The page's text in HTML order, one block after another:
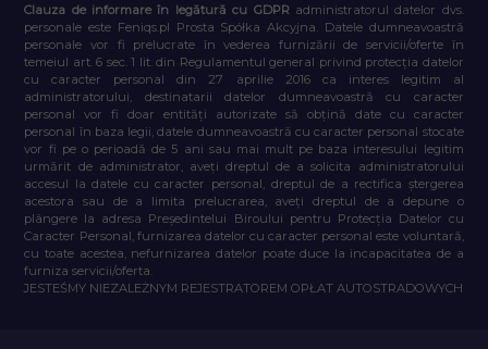
Clauza de informare în legătură cu GDPR administratorul datelor dvs.
personale este Feniqs.pl Prosta Spółka Akcyjna. Datele dumneavoastră
personale vor fi prelucrate în vederea furnizării de servicii/oferte în
temeiul art. 6 sec. 1 lit. din Regulamentul general privind protecția datelor
cu caracter personal din 27 aprilie 2016 ca interes legitim al
administratorului, destinatarii datelor dumneavoastră cu caracter
personal vor fi doar entități autorizate să obțină date cu caracter
personal în baza legii, datele dumneavoastră cu caracter personal stocate
vor fi pe o perioadă de 5 ani sau mai mult pe baza interesului legitim
urmărit de administrator, aveți dreptul de a solicita administratorului
accesul la datele cu caracter personal, dreptul de a rectifica ștergerea
acestora sau de a limita prelucrarea, aveți dreptul de a depune o
plângere la adresa Președintelui Biroului pentru Protecția Datelor cu
Caracter Personal, furnizarea datelor cu caracter personal este voluntară,
cu toate acestea, nefurnizarea datelor poate duce la incapacitatea de a
furniza servicii/oferta.
JESTEŚMY NIEZALEŻNYM REJESTRATOREM OPŁAT AUTOSTRADOWYCH